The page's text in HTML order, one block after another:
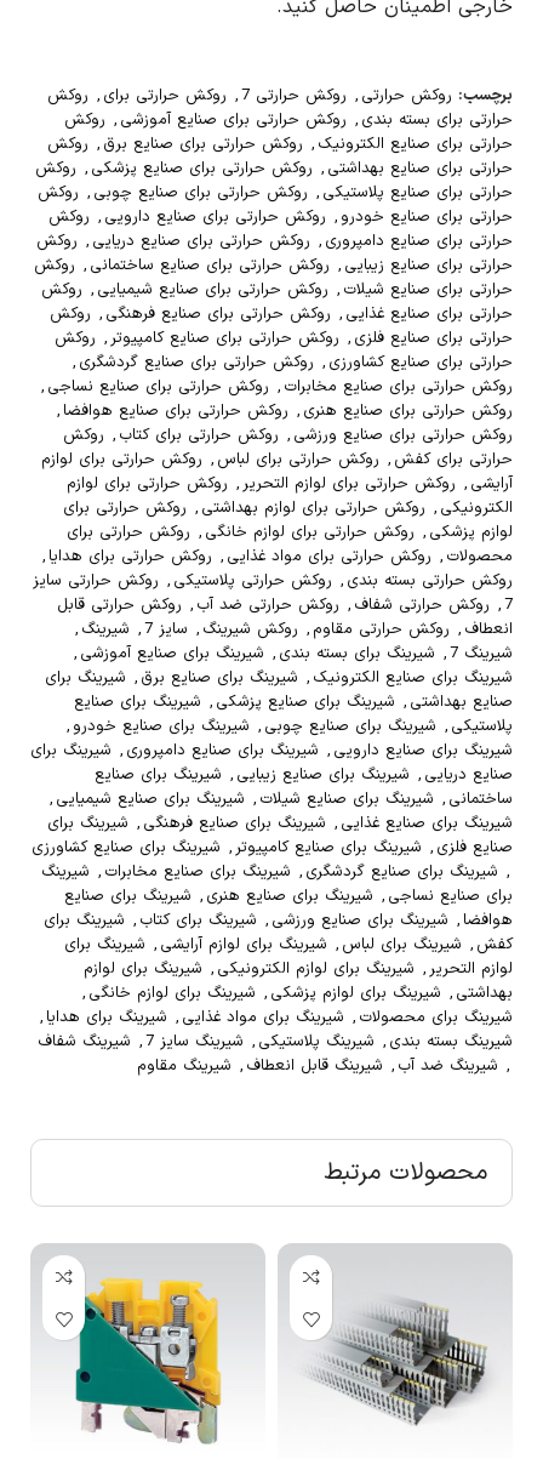
خارجی اطمینان حاصل کنید.
برچسب: روکش حرارتی , روکش حرارتی 7 , روکش حرارتی برای , روکش
حرارتی برای بسته بندی , روکش حرارتی برای صنایع آموزشی , روکش
حرارتی برای صنایع الکترونیک , روکش حرارتی برای صنایع برق , روکش
حرارتی برای صنایع بهداشتی , روکش حرارتی برای صنایع پزشکی , روکش
حرارتی برای صنایع پلاستیکی , روکش حرارتی برای صنایع چوبی , روکش
حرارتی برای صنایع خودرو, روکش حرارتی برای صنایع دارویی , روکش
حرارتی برای صنایع دامپروری , روکش حرارتی برای صنایع دریایی , روکش
حرارتی برای صنایع زیبایی , روکش حرارتی برای صنایع ساختمانی , روکش
حرارتی برای صنایع شیلات , روکش حرارتی برای صنایع شیمیایی , روکش
حرارتی برای صنایع غذایی , روکش حرارتی برای صنایع فرهنگی , روکش
حرارتی برای صنایع فلزی , روکش حرارتی برای صنایع کامپیوتر, روکش
حرارتی برای صنایع کشاورزی , روکش حرارتی برای صنایع گردشگری ,
روکش حرارتی برای صنایع مخابرات , روکش حرارتی برای صنایع نساجی ,
روکش حرارتی برای صنایع هنری , روکش حرارتی برای صنایع هوافضا ,
روکش حرارتی برای صنایع ورزشی , روکش حرارتی برای کتاب , روکش
حرارتی برای کفش , روکش حرارتی برای لباس , روکش حرارتی برای لوازم
آرایشی , روکش حرارتی برای لوازم التحریر, روکش حرارتی برای لوازم
الکترونیکی , روکش حرارتی برای لوازم بهداشتی , روکش حرارتی برای
لوازم پزشکی , روکش حرارتی برای لوازم خانگی , روکش حرارتی برای
محصولات , روکش حرارتی برای مواد غذایی , روکش حرارتی برای هدایا ,
روکش حرارتی بسته بندی , روکش حرارتی پلاستیکی , روکش حرارتی سایز
7
, روکش حرارتی شفاف , روکش حرارتی ضد آب , روکش حرارتی قابل
انعطاف , روکش حرارتی مقاوم , روکش شیرینگ , سایز 7 , شیرینگ ,
شیرینگ 7
, شیرینگ برای بسته بندی , شیرینگ برای صنایع آموزشی ,
شیرینگ برای صنایع الکترونیک , شیرینگ برای صنایع برق , شیرینگ برای
صنایع بهداشتی , شیرینگ برای صنایع پزشکی , شیرینگ برای صنایع
پلاستیکی , شیرینگ برای صنایع چوبی , شیرینگ برای صنایع خودرو,
شیرینگ برای صنایع دارویی , شیرینگ برای صنایع دامپروری , شیرینگ برای
صنایع دریایی , شیرینگ برای صنایع زیبایی , شیرینگ برای صنایع
ساختمانی , شیرینگ برای صنایع شیلات , شیرینگ برای صنایع شیمیایی ,
شیرینگ برای صنایع غذایی , شیرینگ برای صنایع فرهنگی , شیرینگ برای
صنایع فلزی , شیرینگ برای صنایع کامپیوتر, شیرینگ برای صنایع کشاورزی
, شیرینگ برای صنایع گردشگری , شیرینگ برای صنایع مخابرات , شیرینگ
برای صنایع نساجی , شیرینگ برای صنایع هنری , شیرینگ برای صنایع
هوافضا , شیرینگ برای صنایع ورزشی , شیرینگ برای کتاب , شیرینگ برای
کفش , شیرینگ برای لباس , شیرینگ برای لوازم آرایشی , شیرینگ برای
لوازم التحریر, شیرینگ برای لوازم الکترونیکی , شیرینگ برای لوازم
بهداشتی , شیرینگ برای لوازم پزشکی , شیرینگ برای لوازم خانگی ,
شیرینگ برای محصولات , شیرینگ برای مواد غذایی , شیرینگ برای هدایا ,
شیرینگ بسته بندی , شیرینگ پلاستیکی , شیرینگ سایز 7 , شیرینگ شفاف
, شیرینگ ضد آب , شیرینگ قابل انعطاف , شیرینگ مقاوم
محصولات مرتبط